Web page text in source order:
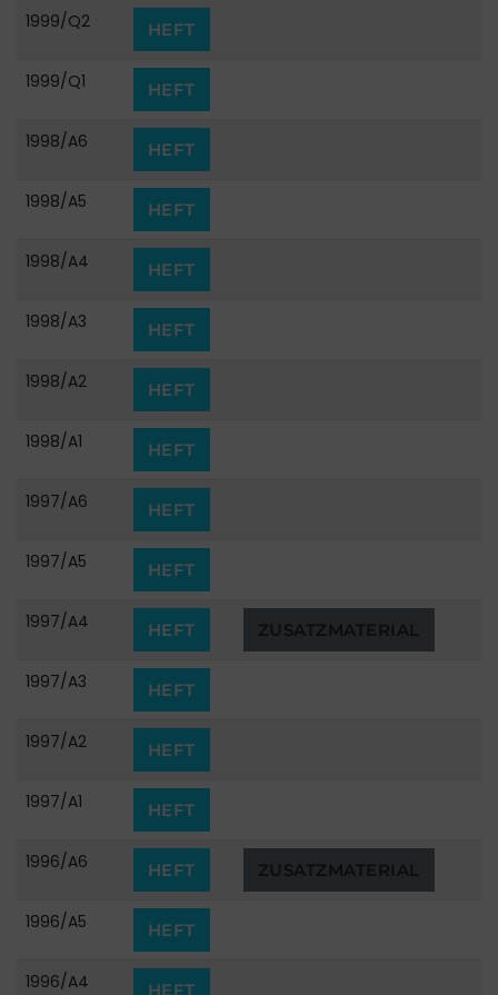
1999/Q2 HEFT
1999/Q1 HEFT
1998/A6 HEFT
1998/A5 HEFT
1998/A4 HEFT
1998/A3 HEFT
1998/A2 HEFT
1998/A1 HEFT
1997/A6 HEFT
1997/A5 HEFT
1997/A4 HEFT ZUSATZMATERIAL
1997/A3 HEFT
1997/A2 HEFT
1997/A1 HEFT
1996/A6 HEFT ZUSATZMATERIAL
1996/A5 HEFT
1996/A4 HEFT